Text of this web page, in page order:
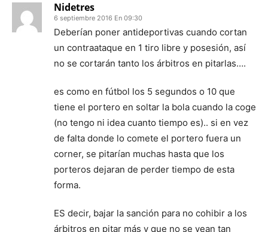
Nidetres
6 septiembre 2016 En 09:30
Deberían poner antideportivas cuando cortan
un contraataque en 1 tiro libre y posesión, así
no se cortarán tanto los árbitros en pitarlas….
es como en fútbol los 5 segundos o 10 que
tiene el portero en soltar la bola cuando la coge
(no tengo ni idea cuanto tiempo es).. si en vez
de falta donde lo comete el portero fuera un
corner, se pitarían muchas hasta que los
porteros dejaran de perder tiempo de esta
forma.
ES decir, bajar la sanción para no cohibir a los
árbitros en pitar más y que no se vean tan